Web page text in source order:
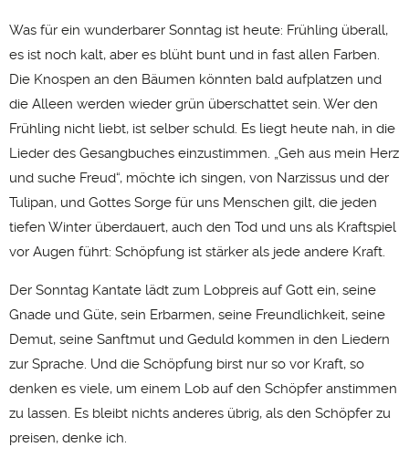
Was für ein wunderbarer Sonntag ist heute: Frühling überall,
es ist noch kalt, aber es blüht bunt und in fast allen Farben.
Die Knospen an den Bäumen könnten bald aufplatzen und
die Alleen werden wieder grün überschattet sein. Wer den
Frühling nicht liebt, ist selber schuld. Es liegt heute nah, in die
Lieder des Gesangbuches einzustimmen. „Geh aus mein Herz
und suche Freud“, möchte ich singen, von Narzissus und der
Tulipan, und Gottes Sorge für uns Menschen gilt, die jeden
tiefen Winter überdauert, auch den Tod und uns als Kraftspiel
vor Augen führt: Schöpfung ist stärker als jede andere Kraft.
Der Sonntag Kantate lädt zum Lobpreis auf Gott ein, seine
Gnade und Güte, sein Erbarmen, seine Freundlichkeit, seine
Demut, seine Sanftmut und Geduld kommen in den Liedern
zur Sprache. Und die Schöpfung birst nur so vor Kraft, so
denken es viele, um einem Lob auf den Schöpfer anstimmen
zu lassen. Es bleibt nichts anderes übrig, als den Schöpfer zu
preisen, denke ich.